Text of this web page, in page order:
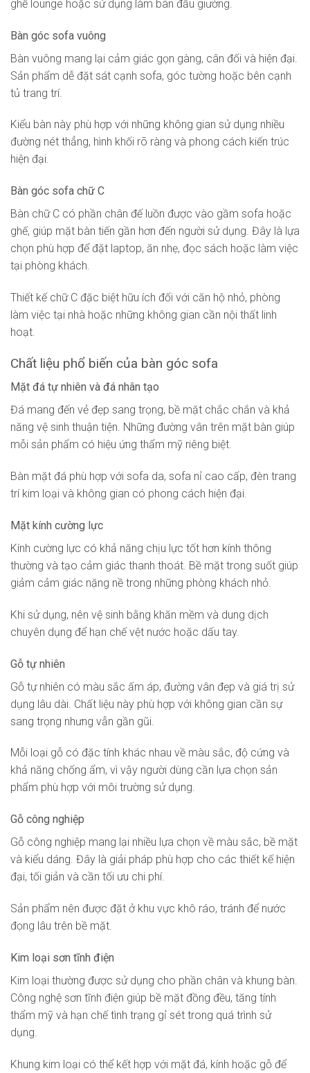
ghế lounge hoặc sử dụng làm bàn đầu giường.
Bàn góc sofa vuông
Bàn vuông mang lại cảm giác gọn gàng, cân đối và hiện đại.
Sản phẩm dễ đặt sát cạnh sofa, góc tường hoặc bên cạnh
tủ trang trí.
Kiểu bàn này phù hợp với những không gian sử dụng nhiều
đường nét thẳng, hình khối rõ ràng và phong cách kiến trúc
hiện đại.
Bàn góc sofa chữ C
Bàn chữ C có phần chân đế luồn được vào gầm sofa hoặc
ghế, giúp mặt bàn tiến gần hơn đến người sử dụng. Đây là lựa
chọn phù hợp để đặt laptop, ăn nhẹ, đọc sách hoặc làm việc
tại phòng khách.
Thiết kế chữ C đặc biệt hữu ích đối với căn hộ nhỏ, phòng
làm việc tại nhà hoặc những không gian cần nội thất linh
hoạt.
Chất liệu phổ biến của bàn góc sofa
Mặt đá tự nhiên và đá nhân tạo
Đá mang đến vẻ đẹp sang trọng, bề mặt chắc chắn và khả
năng vệ sinh thuận tiện. Những đường vân trên mặt bàn giúp
mỗi sản phẩm có hiệu ứng thẩm mỹ riêng biệt.
Bàn mặt đá phù hợp với sofa da, sofa nỉ cao cấp, đèn trang
trí kim loại và không gian có phong cách hiện đại.
Mặt kính cường lực
Kính cường lực có khả năng chịu lực tốt hơn kính thông
thường và tạo cảm giác thanh thoát. Bề mặt trong suốt giúp
giảm cảm giác nặng nề trong những phòng khách nhỏ.
Khi sử dụng, nên vệ sinh bằng khăn mềm và dung dịch
chuyên dụng để hạn chế vệt nước hoặc dấu tay.
Gỗ tự nhiên
Gỗ tự nhiên có màu sắc ấm áp, đường vân đẹp và giá trị sử
dụng lâu dài. Chất liệu này phù hợp với không gian cần sự
sang trọng nhưng vẫn gần gũi.
Mỗi loại gỗ có đặc tính khác nhau về màu sắc, độ cứng và
khả năng chống ẩm, vì vậy người dùng cần lựa chọn sản
phẩm phù hợp với môi trường sử dụng.
Gỗ công nghiệp
Gỗ công nghiệp mang lại nhiều lựa chọn về màu sắc, bề mặt
và kiểu dáng. Đây là giải pháp phù hợp cho các thiết kế hiện
đại, tối giản và cần tối ưu chi phí.
Sản phẩm nên được đặt ở khu vực khô ráo, tránh để nước
đọng lâu trên bề mặt.
Kim loại sơn tĩnh điện
Kim loại thường được sử dụng cho phần chân và khung bàn.
Công nghệ sơn tĩnh điện giúp bề mặt đồng đều, tăng tính
thẩm mỹ và hạn chế tình trạng gỉ sét trong quá trình sử
dụng.
Khung kim loại có thể kết hợp với mặt đá, kính hoặc gỗ để